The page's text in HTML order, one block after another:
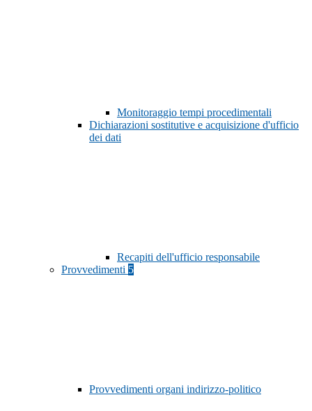
Monitoraggio tempi procedimentali
Dichiarazioni sostitutive e acquisizione d'ufficio
dei dati
Recapiti dell'ufficio responsabile
Provvedimenti 5
Provvedimenti organi indirizzo-politico